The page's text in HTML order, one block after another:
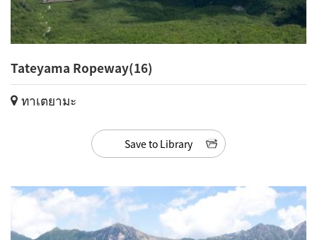
Tateyama Ropeway(16)
ทาเตยามะ
Save to Library